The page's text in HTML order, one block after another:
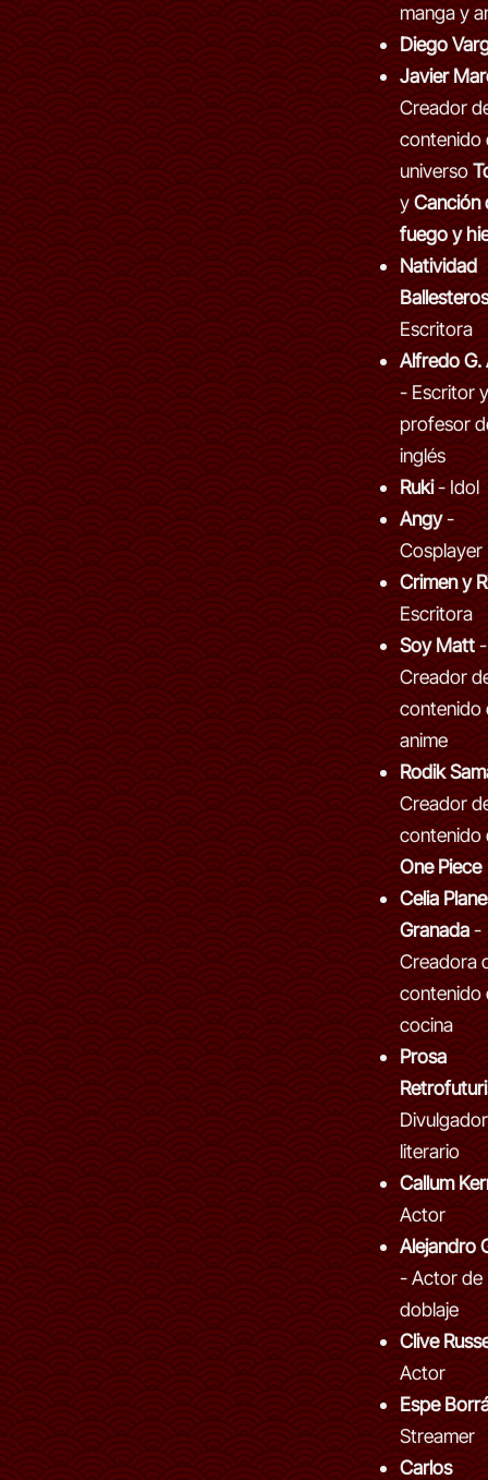
manga y
Diego
Javier
Creador
contenido
universo
yCanción
fuego y
Natividad
Ballesteros
Escritora
Alfredo G.
- Escritor y
profesor
inglés
Ruki- Idol
Angy-
Cosplayer
Crimen y
Escritora
Soy Matt-
Creador
contenido
anime
Rodik
Creador
contenido
One Piece
Celia
Granada-
Creadora
contenido
cocina
Prosa
Divulgador
literario
Callum
Actor
Alejandro
- Actor de
doblaje
Clive
Actor
Espe
Streamer
Carlos